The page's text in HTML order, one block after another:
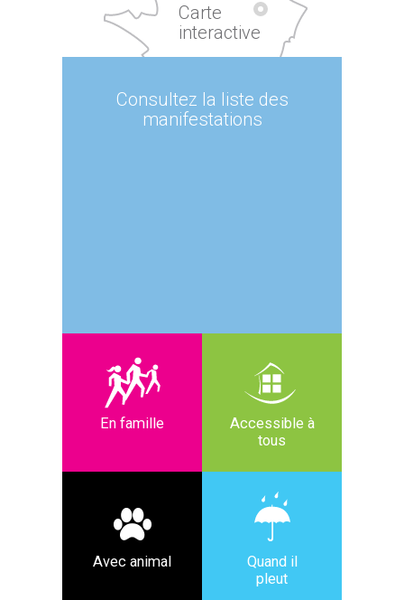
Carte
interactive
Consultez la liste des
manifestations
En famille
Accessible à
tous
Avec animal
Quand il
pleut